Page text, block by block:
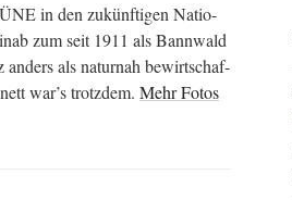
in den zukünf­ti­gen Natio­
zum seit 1911 als Bann­wald
anders als natur­nah bewirt­schaf­
war’s trotz­dem. Mehr Fotos